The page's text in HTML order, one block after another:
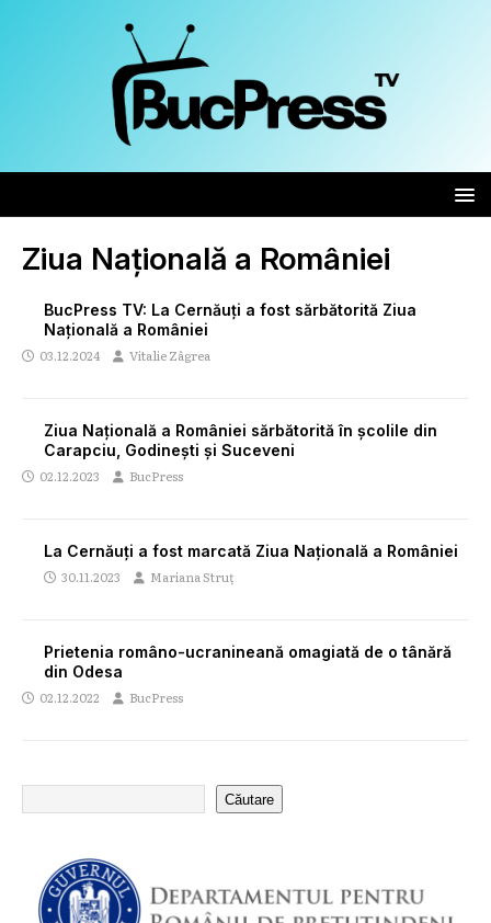
Ziua Națională a României
BucPress TV: La Cernăuți a fost sărbătorită Ziua
Națională a României
03.12.2024 Vitalie Zâgrea
Ziua Națională a României sărbătorită în școlile din
Carapciu, Godinești și Suceveni
02.12.2023 BucPress
La Cernăuți a fost marcată Ziua Națională a României
30.11.2023 Mariana Struț
Prietenia româno-ucranineană omagiată de o tânără
din Odesa
02.12.2022 BucPress
Căutare